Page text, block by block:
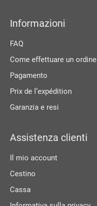
Informazioni
FAQ
Come effettuare un ordine
Pagamento
Prix ​​de l’expédition
Garanzia e resi
Assistenza clienti
Il mio account
Cestino
Cassa